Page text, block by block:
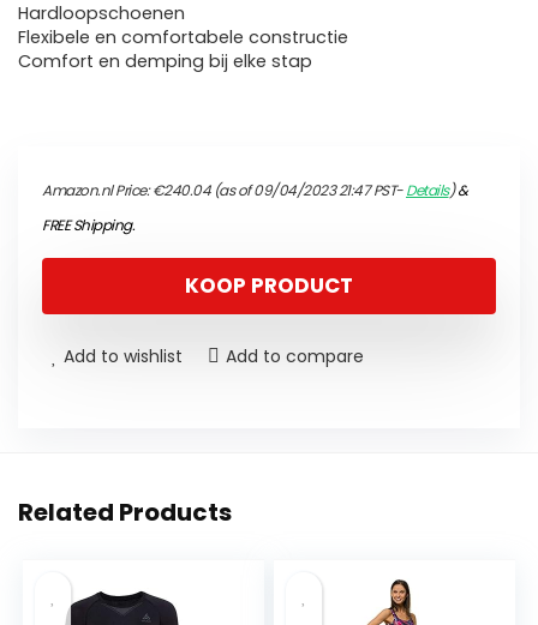
Hardloopschoenen
Flexibele en comfortabele constructie
Comfort en demping bij elke stap
Amazon.nl Price:€240.04(as of 09/04/2023 21:47 PST-Details)&
FREE Shipping.
KOOP PRODUCT
Add to wishlist Add to compare
Related Products